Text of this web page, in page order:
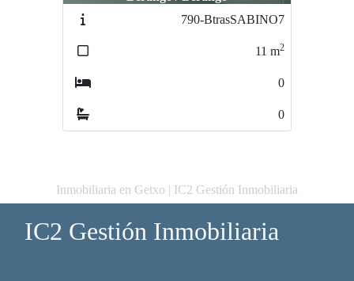
790-BtrasSABINO7
11 m2
0
0
Inmobiliaria en Getxo | IC2 Gestión Inmobiliaria
IC2 Gestión Inmobiliaria